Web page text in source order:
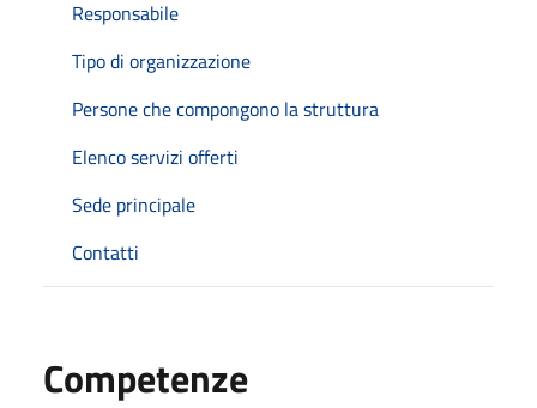
Responsabile
Tipo di organizzazione
Persone che compongono la struttura
Elenco servizi offerti
Sede principale
Contatti
Competenze